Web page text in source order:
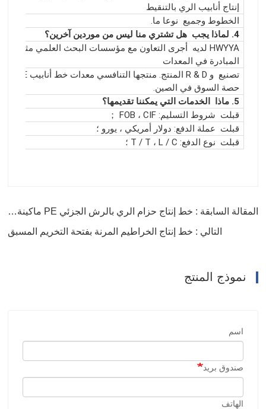
إنتاج أنابيب الري بالتنقيط
الخطوط وجميع نوعا ما.
4. لماذا يجب
هل تشتري منا ليس من موردين آخرين؟
HWYYA لديه
أجرى التعاون مع مؤسسات البحث العلمي مثل CAS ،
المبادرة في المعدات
تصنيع و R & D المنتج. منتجها التنافسي معدات خط أنابيب UHMWPE لديها
حصة السوق في الصين.
5. ماذا
الخدمات التي يمكننا تقديمها؟
قبلت شروط التسليم: FOB ، CIF ；
قبلت عملة الدفع: دولار أمريكي ، يورو ؛
قبلت نوع الدفع: T / T ، L / C ؛
المقالة السابقة : خط إنتاج حزام الري بالرش الجزئي PE ماكينة تصنيع خرطوم المطر
التالي : خط إنتاج الخراطيم المرنة بفتحة التخريم المسبق
نموذج المنتج
اسم
صندوق بريد
الهاتف